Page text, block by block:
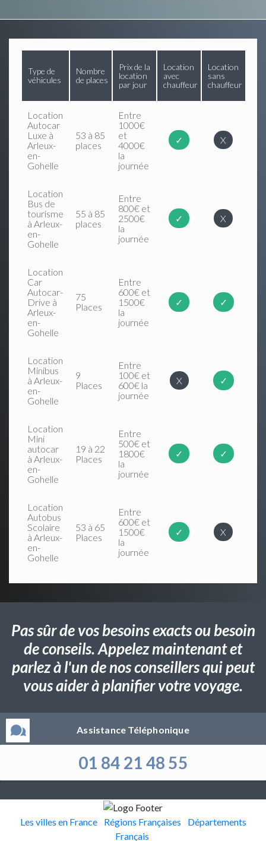
Type de
véhicules
Nombre
de places
Prix de la
location
par jour
Location
avec
chauffeur
Location
sans
chauffeur
Location
Autocar
Luxe à
Arleux-
en-
Gohelle
53 à 85
places
Entre
1000€
et
4000€
la
journée
✓ X
Location
Bus de
tourisme
à Arleux-
en-
Gohelle
55 à 85
places
Entre
800€ et
2500€
la
journée
✓ X
Location
Car
Autocar-
Drive à
Arleux-
en-
Gohelle
75
Places
Entre
600€ et
1500€
la
journée
✓ ✓
Location
Minibus
à Arleux-
en-
Gohelle
9
Places
Entre
100€ et
600€ la
journée
X ✓
Location
Mini
autocar
à Arleux-
en-
Gohelle
19 à 22
Places
Entre
500€ et
1800€
la
journée
✓ ✓
Location
Autobus
Scolaire
à Arleux-
en-
Gohelle
53 à 65
Places
Entre
600€ et
1500€
la
journée
✓ X
Pas sûr de vos besoins exacts ou besoin
de conseils. Appelez maintenant et
parlez à l'un de nos conseillers qui peut
vous aider à planifier votre voyage.
Assistance Téléphonique
01 84 21 48 55
Les villes en France Régions Françaises
Départements
Français